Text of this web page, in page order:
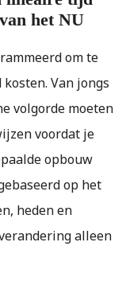
het NU
om te
Van jongs
volgorde moeten
voordat je
opbouw
op het
heden en
alleen